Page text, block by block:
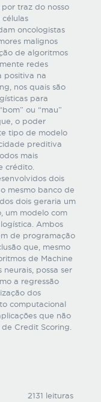
traz do nosso
oncologistas
malignos
de algoritmos
redes
positiva na
nos quais são
para
ou “mau”
o poder
tipo de modelo
preditiva
mais
crédito.
dois
mesmo banco de
dois geraria um
um modelo com
Ambos
de programação
que, mesmo
de Machine
possa ser
a regressão
dos
computacional
que não
Credit Scoring.
2131 leituras